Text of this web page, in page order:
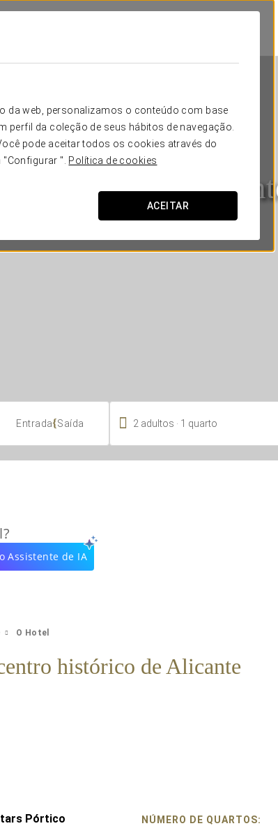
da web, personalizamos o conteúdo com base
perfil da coleção de seus hábitos de navegação.
pode aceitar todos os cookies através do
". Política de cookies
ACEITAR
Pórtico
ALICANTE
Entrada{Saída  2 adultos 1 quarto
Assistente de IA
O Hotel
histórico de Alicante
Pórtico
NÚMERO DE QUARTOS: